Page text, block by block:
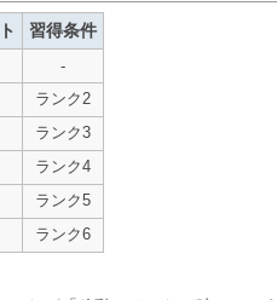
習得条件
-
ランク2
ランク3
ランク4
ランク5
ランク6